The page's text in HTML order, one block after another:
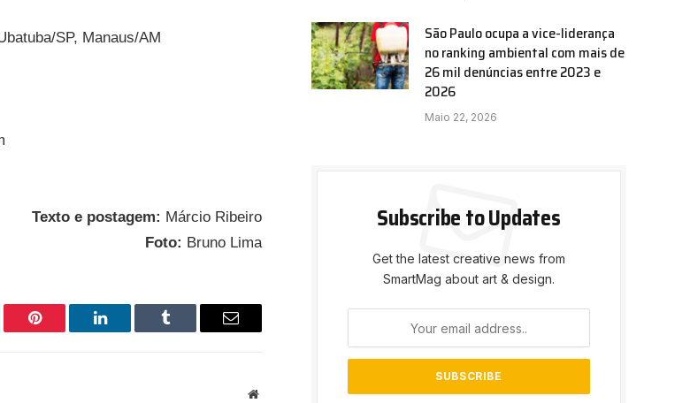
SP, Manaus/AM
Texto e postagem: Márcio Ribeiro
Foto: Bruno Lima
Pinterest LinkedIn Tumblr Email
Website
São Paulo ocupa a vice-liderança
no ranking ambiental com mais de
26 mil denúncias entre 2023 e
2026
Maio 22, 2026
Subscribe to Updates
Get the latest creative news from
SmartMag about art & design.